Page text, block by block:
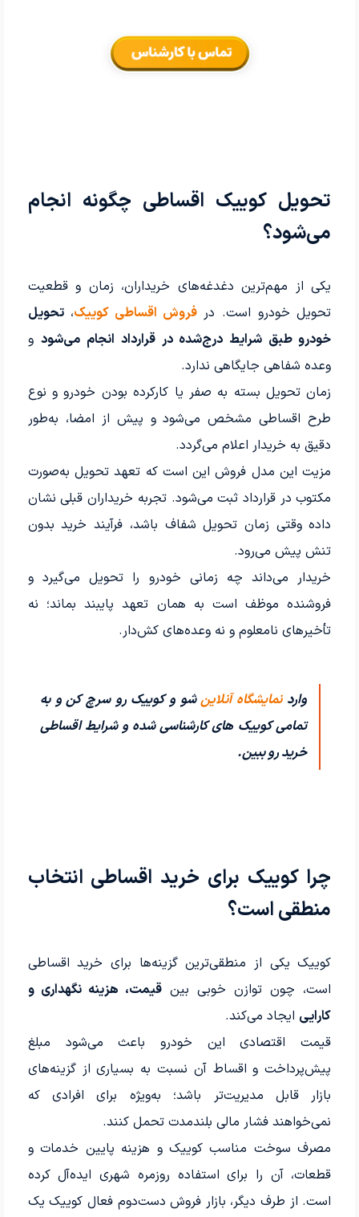
تحویل کوییک اقساطی چگونه انجام
می‌شود؟
یکی از مهم‌ترین دغدغه‌های خریداران، زمان و قطعیت
تحویل خودرو است. درفروش اقساطی کوییک،تحویل
خودرو طبق شرایط درج‌شده در قرارداد انجام می‌شودو
وعده شفاهی جایگاهی ندارد.
زمان تحویل بسته به صفر یا کارکرده بودن خودرو و نوع
طرح اقساطی مشخص می‌شود و پیش از امضا، به‌طور
دقیق به خریدار اعلام می‌گردد.
مزیت این مدل فروش این است که تعهد تحویل به‌صورت
مکتوب در قرارداد ثبت می‌شود. تجربه خریداران قبلی نشان
داده وقتی زمان تحویل شفاف باشد، فرآیند خرید بدون
تنش پیش می‌رود.
خریدار می‌داند چه زمانی خودرو را تحویل می‌گیرد و
فروشنده موظف است به همان تعهد پایبند بماند؛ نه
تأخیرهای نامعلوم و نه وعده‌های کش‌دار.
واردنمایشگاه آنلاینشو و کوییک رو سرچ کن و به
تمامی کوییک های کارشناسی شده و شرایط اقساطی
خرید رو ببین.
چرا کوییک برای خرید اقساطی انتخاب
منطقی است؟
کوییک یکی از منطقی‌ترین گزینه‌ها برای خرید اقساطی
است، چون توازن خوبی بینقیمت، هزینه نگهداری و
کارایی ایجاد می‌کند.
قيمت اقتصادی این خودرو باعث می‌شود مبلغ
پیش‌پرداخت و اقساط آن نسبت به بسیاری از گزینه‌های
بازار قابل مدیریت‌تر باشد؛ به‌ویژه برای افرادی که
نمی‌خواهند فشار مالی بلندمدت تحمل کنند.
مصرف سوخت مناسب کوییک و هزینه پایین خدمات و
قطعات، آن را برای استفاده روزمره شهری ایده‌آل کرده
است. از طرف دیگر، بازار فروش دست‌دوم فعال کوییک یک